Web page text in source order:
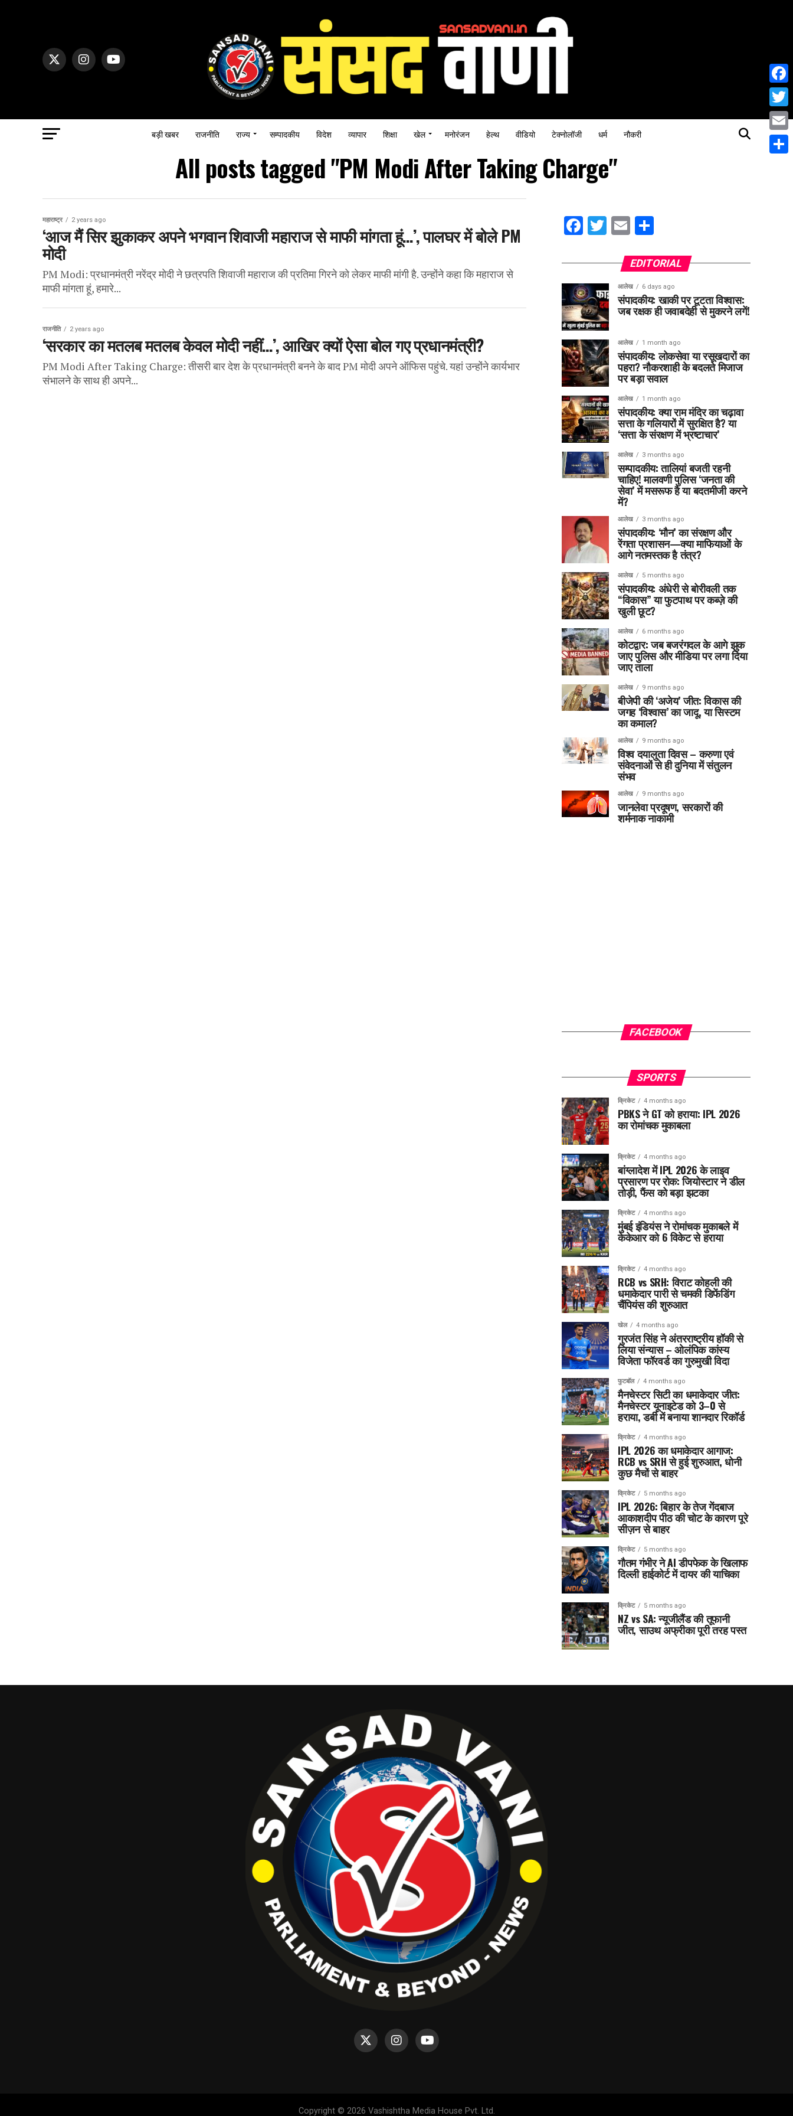
बड़ी खबर राजनीति राज्य सम्पादकीय विदेश व्यापार शिक्षा खेल मनोरंजन हेल्थ वीडियो टेक्नोलॉजी धर्म नौकरी
All posts tagged "PM Modi After Taking Charge"
महाराष्ट्र 2 years ago
‘आज मैं सिर झुकाकर अपने भगवान शिवाजी महाराज से माफी मांगता हूं…’, पालघर में बोले PM
मोदी
PM Modi: प्रधानमंत्री नरेंद्र मोदी ने छत्रपति शिवाजी महाराज की प्रतिमा गिरने को लेकर माफी मांगी है. उन्होंने कहा कि महाराज से
माफी मांगता हूं, हमारे...
राजनीति 2 years ago
‘सरकार का मतलब मतलब केवल मोदी नहीं…’, आखिर क्यों ऐसा बोल गए प्रधानमंत्री?
PM Modi After Taking Charge: तीसरी बार देश के प्रधानमंत्री बनने के बाद PM मोदी अपने ऑफिस पहुंचे. यहां उन्होंने कार्यभार
संभालने के साथ ही अपने...
Facebook
Twitter
Email
EDITORIAL
आलेख 6 days ago
संपादकीय: खाकी पर टूटता विश्वास:
जब रक्षक ही जवाबदेही से मुकरने लगें!
आलेख 1 month ago
संपादकीय: लोकसेवा या रसूखदारों का
पहरा? नौकरशाही के बदलते मिजाज
पर बड़ा सवाल
आलेख 1 month ago
संपादकीय: क्या राम मंदिर का चढ़ावा
सत्ता के गलियारों में सुरक्षित है? या
‘सत्ता के संरक्षण में भ्रष्टाचार’
आलेख 3 months ago
सम्पादकीय: तालियां बजती रहनी
चाहिए! मालवणी पुलिस ‘जनता की
सेवा’ में मसरूफ है या बदतमीजी करने
में?
आलेख 3 months ago
संपादकीय: ‘मौन’ का संरक्षण और
रेंगता प्रशासन—क्या माफियाओं के
आगे नतमस्तक है तंत्र?
आलेख 5 months ago
संपादकीय: अंधेरी से बोरीवली तक
“विकास” या फुटपाथ पर कब्ज़े की
खुली छूट?
आलेख 6 months ago
कोटद्वार: जब बजरंगदल के आगे झुक
जाए पुलिस और मीडिया पर लगा दिया
जाए ताला
आलेख 9 months ago
बीजेपी की ‘अजेय’ जीत: विकास की
जगह ‘विश्वास’ का जादू, या सिस्टम
का कमाल?
आलेख 9 months ago
विश्व दयालुता दिवस – करुणा एवं
संवेदनाओं से ही दुनिया में संतुलन
संभव
आलेख 9 months ago
जानलेवा प्रदूषण, सरकारों की
शर्मनाक नाकामी
FACEBOOK
SPORTS
क्रिकेट 4 months ago
PBKS ने GT को हराया: IPL 2026
का रोमांचक मुकाबला
क्रिकेट 4 months ago
बांग्लादेश में IPL 2026 के लाइव
प्रसारण पर रोक: जियोस्टार ने डील
तोड़ी, फैंस को बड़ा झटका
क्रिकेट 4 months ago
मुंबई इंडियंस ने रोमांचक मुकाबले में
केकेआर को 6 विकेट से हराया
क्रिकेट 4 months ago
RCB vs SRH: विराट कोहली की
धमाकेदार पारी से चमकी डिफेंडिंग
चैंपियंस की शुरुआत
खेल 4 months ago
गुरजंत सिंह ने अंतरराष्ट्रीय हॉकी से
लिया संन्यास – ओलंपिक कांस्य
विजेता फॉरवर्ड का गुरुमुखी विदा
फुटबॉल 4 months ago
मैनचेस्टर सिटी का धमाकेदार जीत:
मैनचेस्टर यूनाइटेड को 3–0 से
हराया, डर्बी में बनाया शानदार रिकॉर्ड
क्रिकेट 4 months ago
IPL 2026 का धमाकेदार आगाज:
RCB vs SRH से हुई शुरुआत, धोनी
कुछ मैचों से बाहर
क्रिकेट 5 months ago
IPL 2026: बिहार के तेज गेंदबाज
आकाशदीप पीठ की चोट के कारण पूरे
सीज़न से बाहर
क्रिकेट 5 months ago
गौतम गंभीर ने AI डीपफेक के खिलाफ
दिल्ली हाईकोर्ट में दायर की याचिका
क्रिकेट 5 months ago
NZ vs SA: न्यूजीलैंड की तूफानी
जीत, साउथ अफ्रीका पूरी तरह पस्त
Copyright © 2026 Vashishtha Media House Pvt. Ltd.
Email